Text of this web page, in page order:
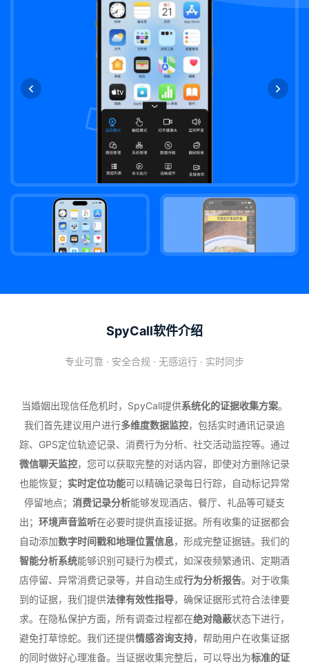
SpyCall软件介绍
专业可靠 · 安全合规 · 无感运行 · 实时同步
当婚姻出现信任危机时，SpyCall提供系统化的证据收集方案。
我们首先建议用户进行多维度数据监控，包括实时通讯记录追
踪、GPS定位轨迹记录、消费行为分析、社交活动监控等。通过
微信聊天监控，您可以获取完整的对话内容，即使对方删除记录
也能恢复； 实时定位功能可以精确记录每日行踪，自动标记异常
停留地点； 消费记录分析能够发现酒店、餐厅、礼品等可疑支
出； 环境声音监听在必要时提供直接证据。所有收集的证据都会
自动添加数字时间戳和地理位置信息，形成完整证据链。我们的
智能分析系统能够识别可疑行为模式，如深夜频繁通讯、定期酒
店停留、异常消费记录等，并自动生成行为分析报告。对于收集
到的证据，我们提供法律有效性指导，确保证据形式符合法律要
求。在隐私保护方面，所有调查过程都在绝对隐蔽状态下进行，
避免打草惊蛇。我们还提供情感咨询支持，帮助用户在收集证据
的同时做好心理准备。当证据收集完整后，可以导出为标准的证